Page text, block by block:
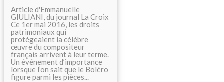
Article d'Emmanuelle
GIULIANI, du journal La Croix
Ce 1er mai 2016, les droits
patrimoniaux qui
protégeaient la célèbre
œuvre du compositeur
français arrivent à leur terme.
Un événement d’importance
lorsque l’on sait que le Boléro
figure parmi les pièces...